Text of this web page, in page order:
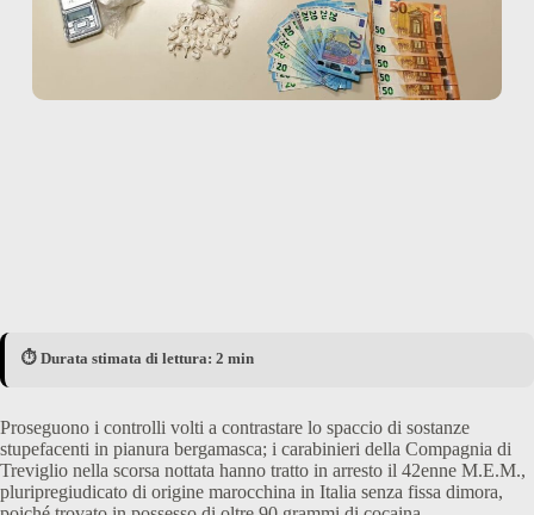
⏱️ Durata stimata di lettura: 2 min
Proseguono i controlli volti a contrastare lo spaccio di sostanze
stupefacenti in pianura bergamasca; i carabinieri della Compagnia di
Treviglio nella scorsa nottata hanno tratto in arresto il 42enne M.E.M.,
pluripregiudicato di origine marocchina in Italia senza fissa dimora,